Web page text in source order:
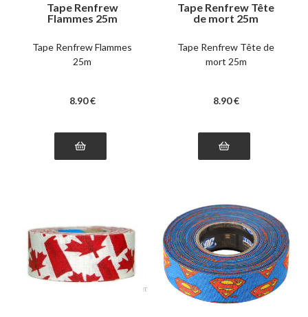
Tape Renfrew
Flammes 25m
Tape Renfrew Flammes
25m
8.90 €
Tape Renfrew Tête
de mort 25m
Tape Renfrew Tête de
mort 25m
8.90 €